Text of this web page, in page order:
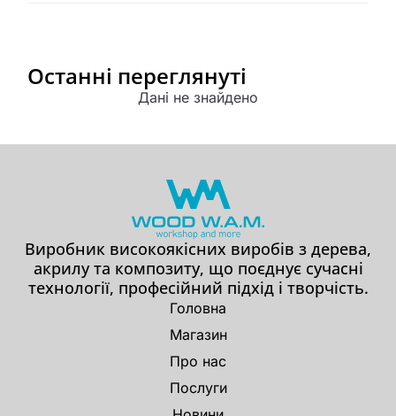
Останні переглянуті
Дані не знайдено
Виробник високоякісних виробів з дерева,
акрилу та композиту, що поєднує сучасні
технології, професійний підхід і творчість.
Головна
Магазин
Про нас
Послуги